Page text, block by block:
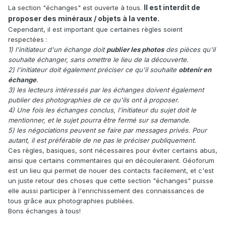
La section "échanges" est ouverte à tous. Il est interdit de
proposer des minéraux / objets à la vente.
Cependant, il est important que certaines règles soient
respectées :
1) l'initiateur d'un échange doitpublier les photosdes pièces qu'il
souhaite échanger, sans omettre le lieu de la découverte.
2) l'initiateur doit également préciser ce qu'il souhaite obtenir en
échange.
3) les lecteurs intéressés par les échanges doivent également
publier des photographies de ce qu'ils ont à proposer.
4) Une fois les échanges conclus, l'initiateur du sujet doit le
mentionner, et le sujet pourra être fermé sur sa demande.
5) les négociations peuvent se faire par messages privés. Pour
autant, il est préférable de ne pas le préciser publiquement.
Ces règles, basiques, sont nécessaires pour éviter certains abus,
ainsi que certains commentaires qui en découleraient. Géoforum
est un lieu qui permet de nouer des contacts facilement, et c'est
un juste retour des choses que cette section "échanges" puisse
elle aussi participer à l'enrichissement des connaissances de
tous grâce aux photographies publiées.
Bons échanges à tous!